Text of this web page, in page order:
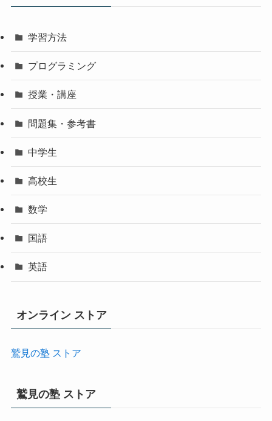
学習方法
プログラミング
授業・講座
問題集・参考書
中学生
高校生
数学
国語
英語
オンライン ストア
鷲見の塾 ストア
鷲見の塾 ストア